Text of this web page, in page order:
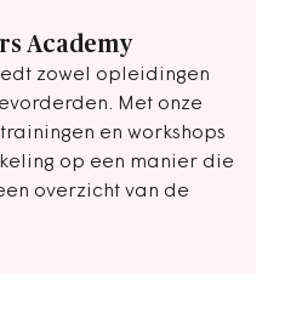
Academy
zowel opleidingen
Met onze
en workshops
op een manier die
overzicht van de